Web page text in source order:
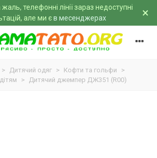
жаль, телефонні лінії зараз недоступні
але ми єв месенджерах ×
> Дитячий одяг > Кофти та гольфи
>
> Дитячий джемпер ДЖ351 (R00)